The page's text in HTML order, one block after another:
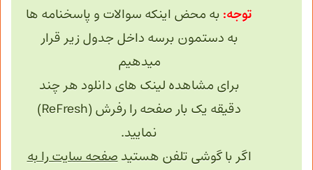
توجه: به محض اینکه سوالات و پاسخنامه ها
به دستمون برسه داخل جدول زیر قرار
میدهیم
برای مشاهده لینک های دانلود هر چند
دقیقه یک بار صفحه را رفرش (ReFresh)
نمایید.
اگر با گوشی تلفن هستیدصفحه سایت را به